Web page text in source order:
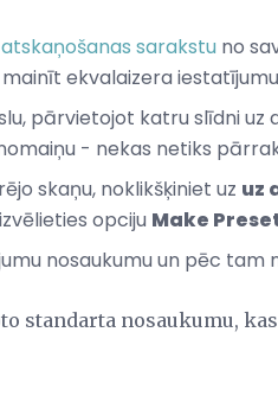
atskaņošanas sarakstu no
ekvalaizera
pārvietojot katru slīdni uz
- nekas netiks
skaņu, noklikšķiniet uz uz
opciju Make
nosaukumu un pēc tam
standarta nosaukumu,